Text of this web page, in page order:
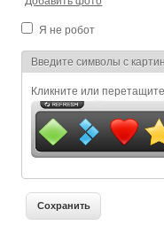
Я не робот
Я спамер
Введите символы с
Кликните или